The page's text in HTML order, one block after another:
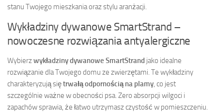
stanu Twojego mieszkania oraz stylu aranżacji.
Wykładziny dywanowe SmartStrand –
nowoczesne rozwiązania antyalergiczne
Wybierzwykładziny dywanowe SmartStrand jako idealne
rozwiązanie dla Twojego domu ze zwierzętami. Te wykładziny
charakteryzują siętrwałą odpornością na plamy, co jest
szczególnie ważne w obecności psa. Zero absorpcji wilgoci i
zapachów sprawia, że łatwo utrzymasz czystość w pomieszczeniu.